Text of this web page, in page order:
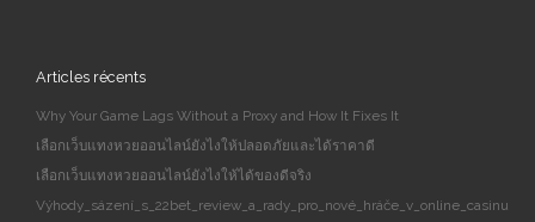
Articles récents
Why Your Game Lags Without a Proxy and How It Fixes It
เลือกเว็บแทงหวยออนไลน์ยังไงให้ปลอดภัยและได้ราคาดี
เลือกเว็บแทงหวยออนไลน์ยังไงให้ได้ของดีจริง
Výhody_sázení_s_22bet_review_a_rady_pro_nové_hráče_v_online_casinu